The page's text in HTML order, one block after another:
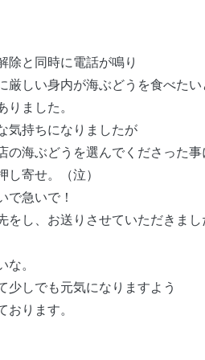
除と同時に電話が鳴り
厳しい身内が海ぶどうを食べたい
りました。
気持ちになりましたが
の海ぶどうを選んでくださった事
し寄せ。（泣）
で急いで！
をし、お送りさせていただきまし
な。
少しでも元気になりますよう
おります。